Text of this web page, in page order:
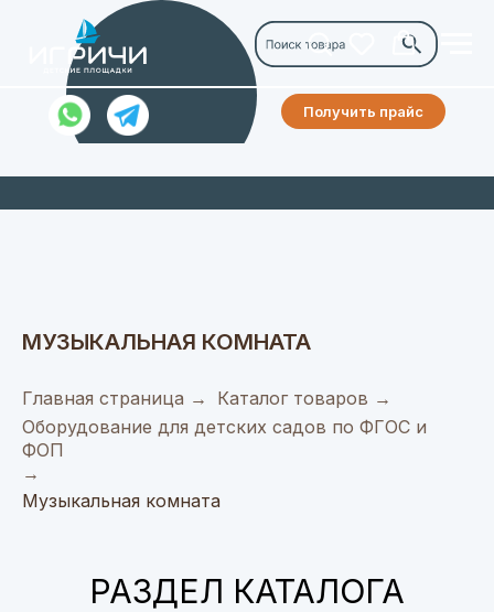
Получить прайс
МУЗЫКАЛЬНАЯ КОМНАТА
Главная страница → Каталог товаров →
Оборудование для детских садов по ФГОС и
ФОП
→
Музыкальная комната
РАЗДЕЛ КАТАЛОГА